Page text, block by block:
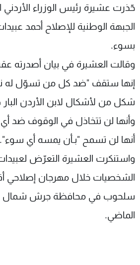
حّذرت عشيرة رئيس الوزراء
الجبهة الوطنية للإصلاح أحمد
بسوء.
وقالت العشيرة في بيان أصدرته عقب
إنها ستقف "ضد كل من تسوّل له
شكل من لأشكال لابن الأردن البار
وأنها لن تتخاذل في الوقوف ضد
أنها لن تسمح "بـأن يمسه أي سوء".
واستنكرت العشيرة التعرّض
الشخصيات خلال مهرجان إصلاحي
سلحوب في محافظة جرش شمال
الماضي.
الترددات
الإنـتـاج
لاعلاناتكم
شروط
سياسة